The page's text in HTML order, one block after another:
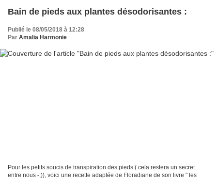
Bain de pieds aux plantes désodorisantes :
Publié le 08/05/2018 à 12:28
Par Amalia Harmonie
Pour les petits soucis de transpiration des pieds ( cela restera un secret
entre nous -;)), voici une recette adaptée de Floradiane de son livre " les